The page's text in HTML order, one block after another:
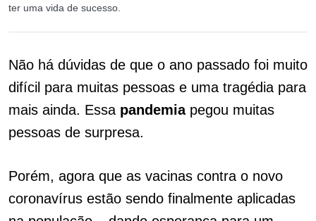
ter uma vida de sucesso.
Não há dúvidas de que o ano passado foi muito
difícil para muitas pessoas e uma tragédia para
mais ainda. Essa pandemiapegou muitas
pessoas de surpresa.
Porém, agora que as vacinas contra o novo
coronavírus estão sendo finalmente aplicadas